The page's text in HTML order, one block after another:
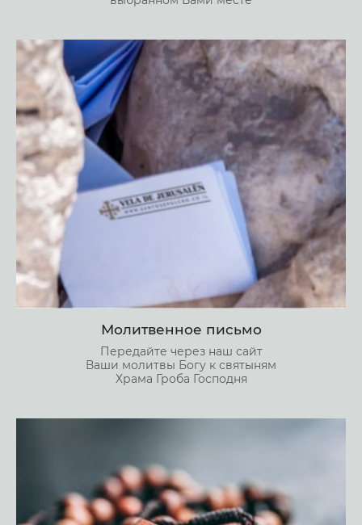
Молитвенное письмо
Передайте через наш сайт
Ваши молитвы Богу к святыням
Храма Гроба Господня